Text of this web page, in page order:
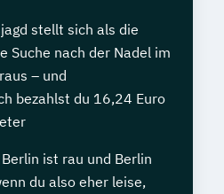
stellt sich als die
Suche nach der Nadel im
– und
bezahlst du 16,24 Euro
ist rau und Berlin
du also eher leise,